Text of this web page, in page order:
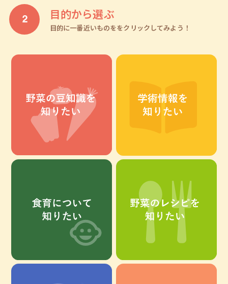
目的から選ぶ
目的に一番近いものををクリックしてみよう！